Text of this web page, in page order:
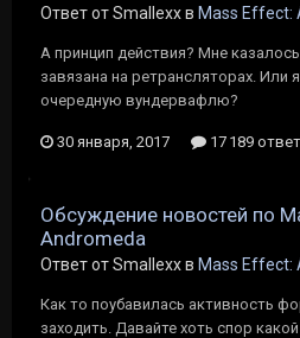
Ответ от Smallexx в Mass Effect:
А принцип действия? Мне
завязана на ретрансляторах. Или
очередную вундервафлю?
30 января, 2017 17 189
Обсуждение новостей по
Andromeda
Ответ от Smallexx в Mass Effect:
Как то поубавилась активность
заходить. Давайте хоть спор